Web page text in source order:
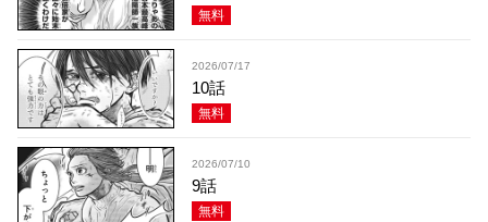
無料
2026/07/17
10話
無料
2026/07/10
9話
無料